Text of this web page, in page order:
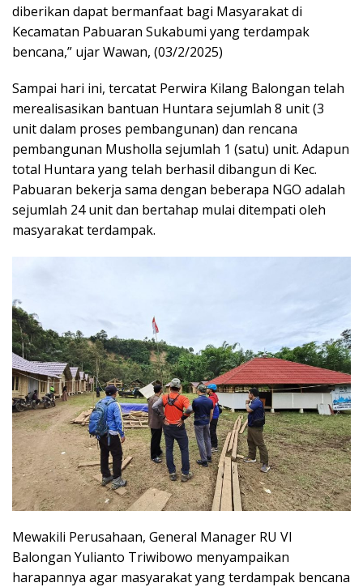
diberikan dapat bermanfaat bagi Masyarakat di
Kecamatan Pabuaran Sukabumi yang terdampak
bencana,” ujar Wawan, (03/2/2025)
Sampai hari ini, tercatat Perwira Kilang Balongan telah
merealisasikan bantuan Huntara sejumlah 8 unit (3
unit dalam proses pembangunan) dan rencana
pembangunan Musholla sejumlah 1 (satu) unit. Adapun
total Huntara yang telah berhasil dibangun di Kec.
Pabuaran bekerja sama dengan beberapa NGO adalah
sejumlah 24 unit dan bertahap mulai ditempati oleh
masyarakat terdampak.
Mewakili Perusahaan, General Manager RU VI
Balongan Yulianto Triwibowo menyampaikan
harapannya agar masyarakat yang terdampak bencana